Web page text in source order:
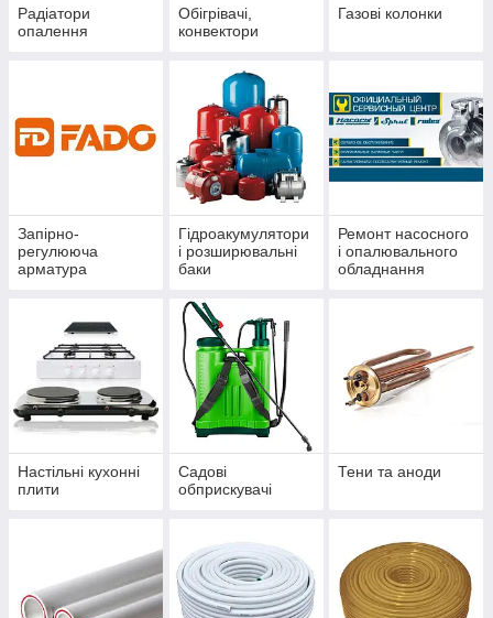
Радіатори
опалення
Обігрівачі,
конвектори
Газові колонки
Запірно-
регулююча
арматура
Гідроакумулятори
і розширювальні
баки
Ремонт насосного
і опалювального
обладнання
Настільні кухонні
плити
Садові
обприскувачі
Тени та аноди